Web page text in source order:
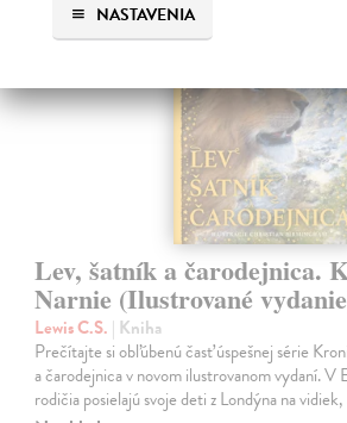
NASTAVENIA
Lev, šatník a čarodejnica.
Narnie (Ilustrované
Lewis C.S. | Kniha
Prečítajte si obľúbenú časť úspešnej série
a čarodejnica v novom ilustrovanom vydaní. V
rodičia posielajú svoje deti z Londýna na